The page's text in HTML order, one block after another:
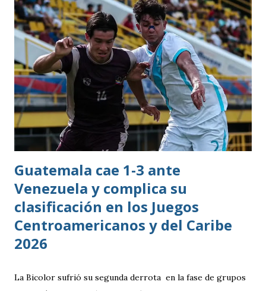
Guatemala cae 1-3 ante
Venezuela y complica su
clasificación en los Juegos
Centroamericanos y del Caribe
2026
La Bicolor sufrió su segunda derrota en la fase de grupos